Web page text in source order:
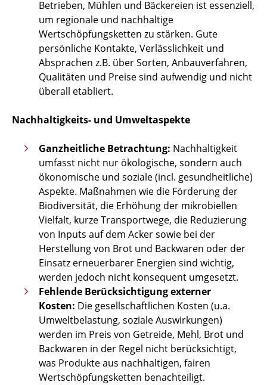
Betrieben, Mühlen und Bäckereien ist essenziell,
um regionale und nachhaltige
Wertschöpfungsketten zu stärken. Gute
persönliche Kontakte, Verlässlichkeit und
Absprachen z.B. über Sorten, Anbauverfahren,
Qualitäten und Preise sind aufwendig und nicht
überall etabliert.
Nachhaltigkeits- und Umweltaspekte
Ganzheitliche Betrachtung: Nachhaltigkeit
umfasst nicht nur ökologische, sondern auch
ökonomische und soziale (incl. gesundheitliche)
Aspekte. Maßnahmen wie die Förderung der
Biodiversität, die Erhöhung der mikrobiellen
Vielfalt, kurze Transportwege, die Reduzierung
von Inputs auf dem Acker sowie bei der
Herstellung von Brot und Backwaren oder der
Einsatz erneuerbarer Energien sind wichtig,
werden jedoch nicht konsequent umgesetzt.
Fehlende Berücksichtigung externer
Kosten: Die gesellschaftlichen Kosten (u.a.
Umweltbelastung, soziale Auswirkungen)
werden im Preis von Getreide, Mehl, Brot und
Backwaren in der Regel nicht berücksichtigt,
was Produkte aus nachhaltigen, fairen
Wertschöpfungsketten benachteiligt.